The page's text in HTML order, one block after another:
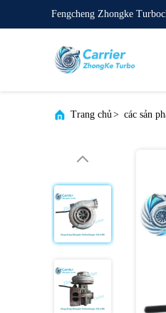
Fengcheng Zhongke
Trang chủ> các sản